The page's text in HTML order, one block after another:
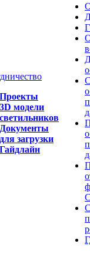
Проекты
3D модели
светильников
Документы
для загрузки
Гайдлайн